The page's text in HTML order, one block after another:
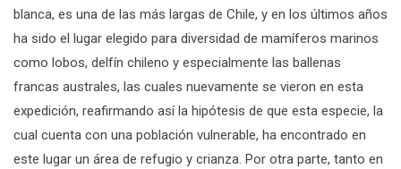
blanca, es una de las más largas de Chile, y en los últimos años
ha sido el lugar elegido para diversidad de mamíferos marinos
como lobos, delfín chileno y especialmente las ballenas
francas australes, las cuales nuevamente se vieron en esta
expedición, reafirmando así la hipótesis de que esta especie, la
cual cuenta con una población vulnerable, ha encontrado en
este lugar un área de refugio y crianza. Por otra parte, tanto en